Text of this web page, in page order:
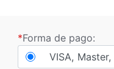
*Forma de pago:
VISA,